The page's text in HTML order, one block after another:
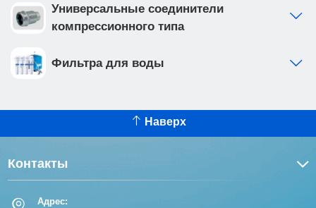
Универсальные соединители
компрессионного типа
Фильтра для воды
Наверх
Контакты
Адрес: